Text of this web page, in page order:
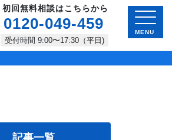
初回無料相談はこちらから
0120-049-459
受付時間 9:00〜17:30（平日)
MENU
記事一覧